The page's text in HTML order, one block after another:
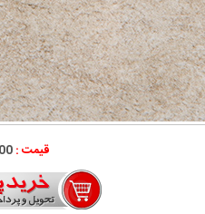
قیمت :